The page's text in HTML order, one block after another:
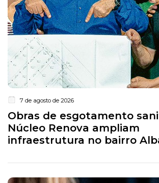
7 de agosto de 2026
Obras de esgotamento
Núcleo Renova ampliam
infraestrutura no bairro